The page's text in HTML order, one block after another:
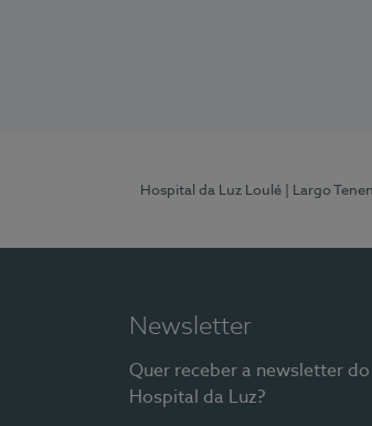
Hospital da Luz Loulé | Largo
Newsletter
Quer receber a newsletter do
Hospital da Luz?